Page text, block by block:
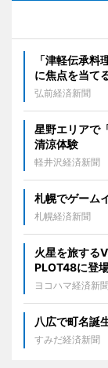
「津軽伝承
に焦点を当て
弘前経済新聞
星野エリアで
清涼体験
軽井沢経済新聞
札幌でゲーム
札幌経済新聞
火星を旅する
PLOT48に登
ヨコハマ経済新
八広で町名誕
すみだ経済新聞